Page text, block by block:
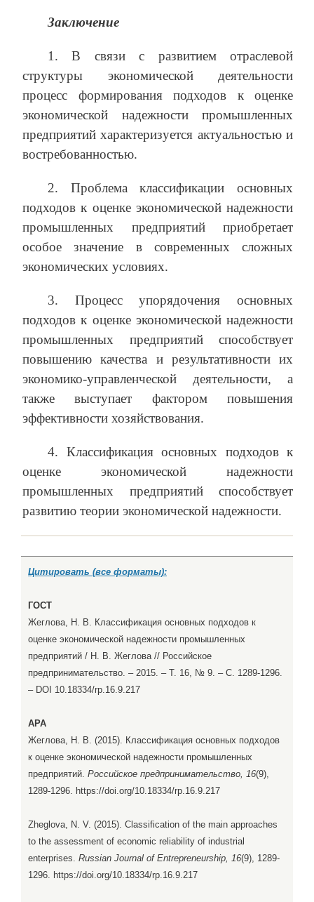
Заключение
1. В связи с развитием отраслевой
структуры экономической деятельности
процесс формирования подходов к оценке
экономической надежности промышленных
предприятий характеризуется актуальностью и
востребованностью.
2. Проблема классификации основных
подходов к оценке экономической надежности
промышленных предприятий приобретает
особое значение в современных сложных
экономических условиях.
3. Процесс упорядочения основных
подходов к оценке экономической надежности
промышленных предприятий способствует
повышению качества и результативности их
экономико-управленческой деятельности, а
также выступает фактором повышения
эффективности хозяйствования.
4. Классификация основных подходов к
оценке экономической надежности
промышленных предприятий способствует
развитию теории экономической надежности.
Цитировать (все форматы):
ГОСТ
Жеглова, Н. В. Классификация основных подходов к
оценке экономической надежности промышленных
предприятий / Н. В. Жеглова // Российское
предпринимательство. – 2015. – Т. 16, № 9. – С. 1289-1296.
– DOI 10.18334/rp.16.9.217
APA
Жеглова, Н. В. (2015). Классификация основных подходов
к оценке экономической надежности промышленных
предприятий. Российское предпринимательство, 16(9),
1289-1296. https://doi.org/10.18334/rp.16.9.217
Zheglova, N. V. (2015). Classification of the main approaches
to the assessment of economic reliability of industrial
enterprises. Russian Journal of Entrepreneurship, 16(9), 1289-
1296. https://doi.org/10.18334/rp.16.9.217